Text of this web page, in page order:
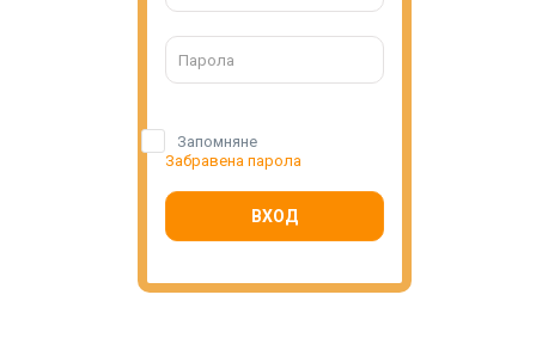
Запомняне
Забравена парола
ВХОД